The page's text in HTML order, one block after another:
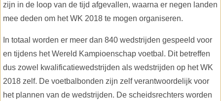
zijn in de loop van de tijd afgevallen, waarna er negen landen
mee deden om het WK 2018 te mogen organiseren.
In totaal worden er meer dan 840 wedstrijden gespeeld voor
en tijdens het Wereld Kampioenschap voetbal. Dit betreffen
dus zowel kwalificatiewedstrijden als wedstrijden op het WK
2018 zelf. De voetbalbonden zijn zelf verantwoordelijk voor
het plannen van de wedstrijden. De scheidsrechters worden